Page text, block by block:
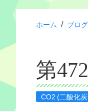
ホーム / ブログ
第
CO2 (二酸化